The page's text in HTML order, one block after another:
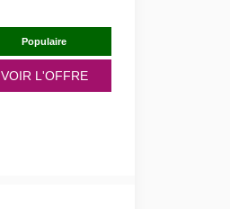
Populaire
VOIR L'OFFRE